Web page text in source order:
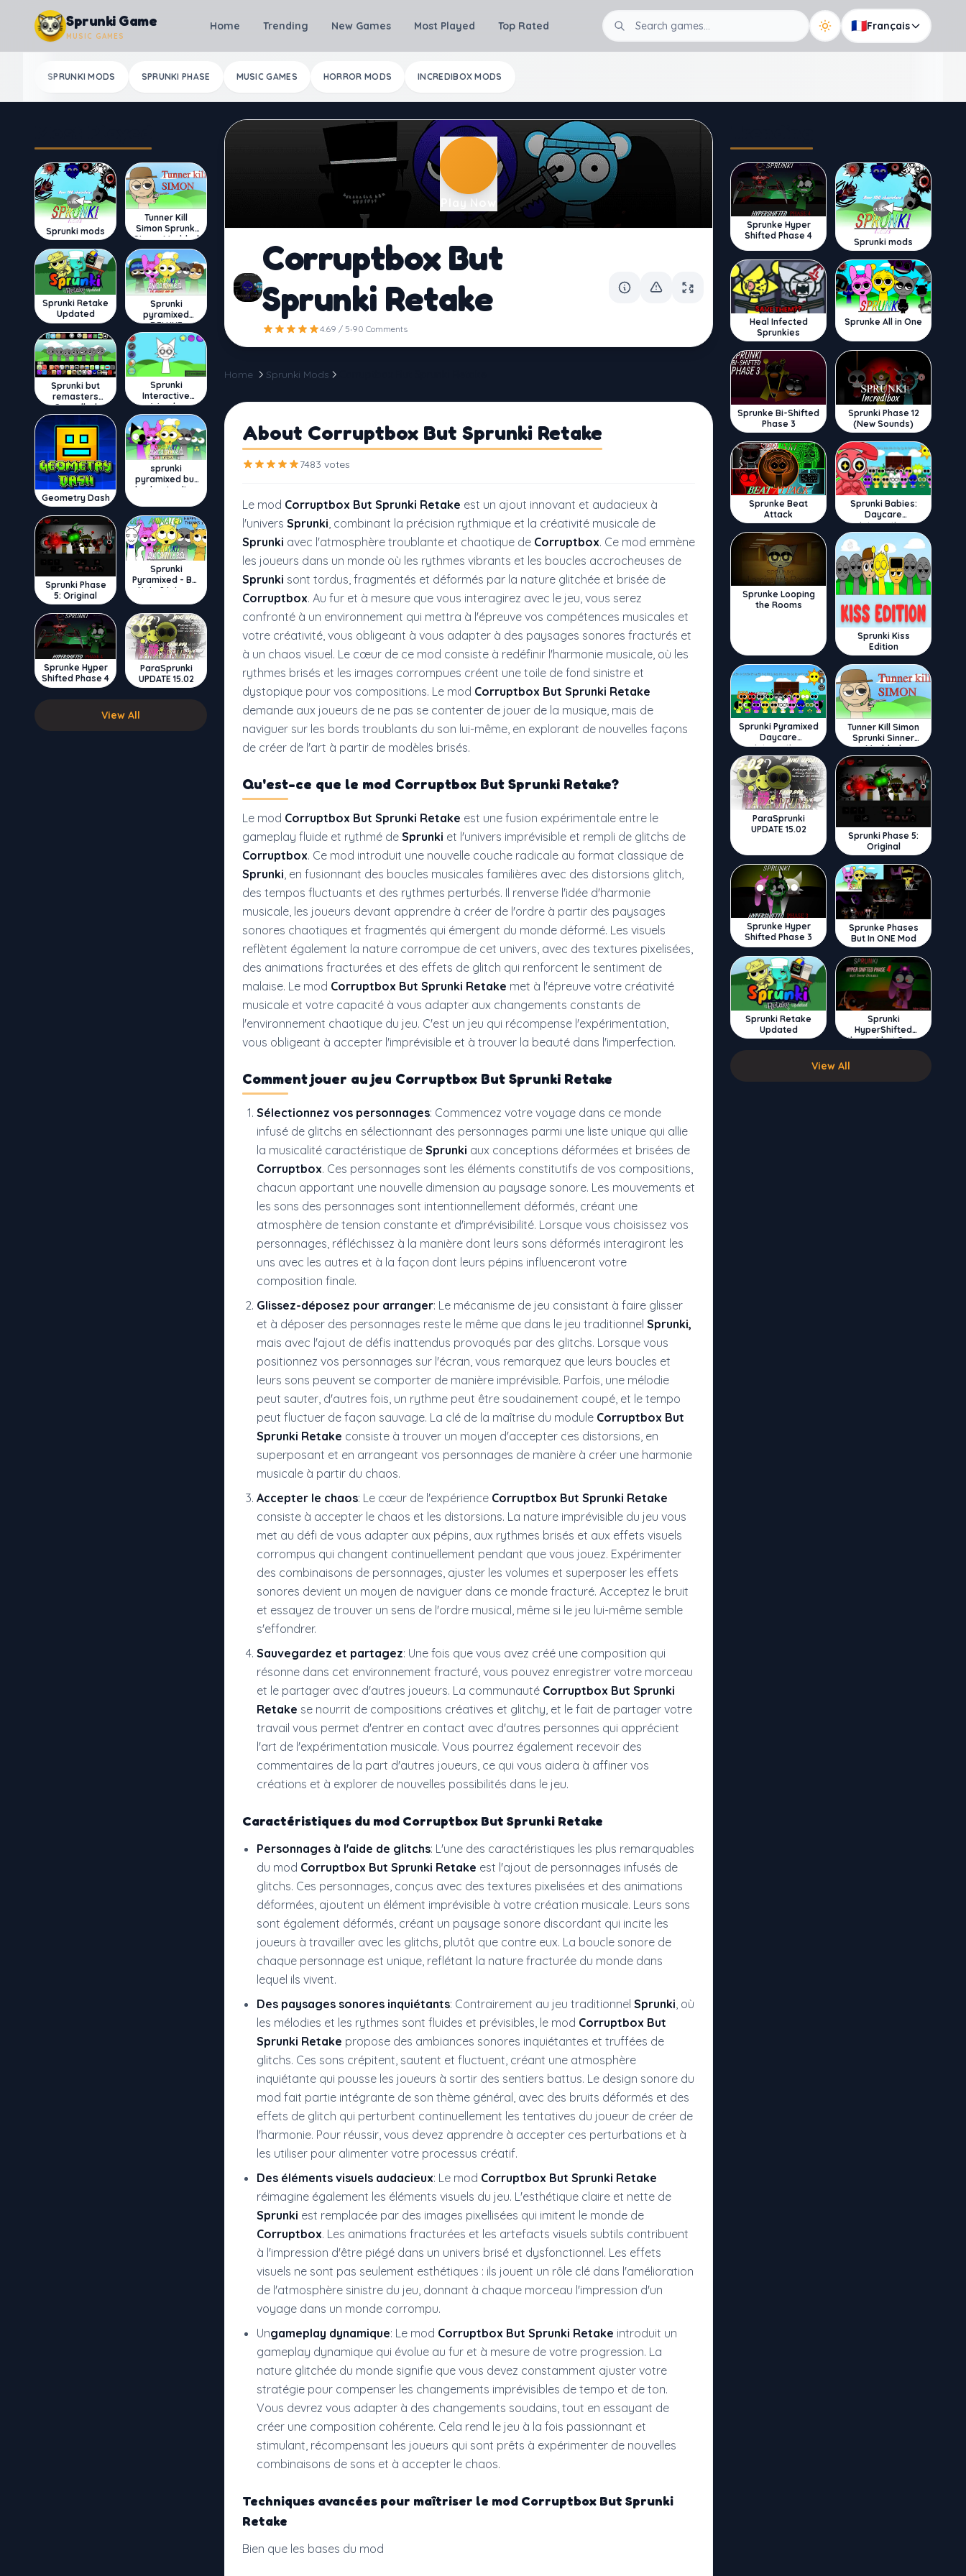
Skip to content
Sprunki Game
MUSIC GAMES
Home Trending New Games Most Played Top Rated 🇫🇷Français
SPRUNKI MODS SPRUNKI PHASE MUSIC GAMES HORROR MODS INCREDIBOX MODS
Sprunki mods
Tunner Kill
Simon Sprunki
Sinner Modded
Sprunki Retake
Updated
Sprunki
pyramixed
DELUXE
Sprunki but
remasters
Cancelled
Sprunki
Interactive
Wenda
Geometry Dash
sprunki
pyramixed but
broker is alive
Sprunki Phase
5: Original
Sprunki
Pyramixed - But
Upin & Ipin oc
Sprunke Hyper
Shifted Phase 4
ParaSprunki
UPDATE 15.02
View All
Play Now
Corruptbox But
Sprunki Retake
4.69 / 5·90 Comments
Home Sprunki Mods
About Corruptbox But Sprunki Retake
7483 votes
Le mod Corruptbox But Sprunki Retake est un ajout innovant et audacieux à
l'univers Sprunki, combinant la précision rythmique et la créativité musicale de
Sprunki avec l'atmosphère troublante et chaotique de Corruptbox. Ce mod emmène
les joueurs dans un monde où les rythmes vibrants et les boucles accrocheuses de
Sprunki sont tordus, fragmentés et déformés par la nature glitchée et brisée de
Corruptbox. Au fur et à mesure que vous interagirez avec le jeu, vous serez
confronté à un environnement qui mettra à l'épreuve vos compétences musicales et
votre créativité, vous obligeant à vous adapter à des paysages sonores fracturés et
à un chaos visuel. Le cœur de ce mod consiste à redéfinir l'harmonie musicale, où les
rythmes brisés et les images corrompues créent une toile de fond sinistre et
dystopique pour vos compositions. Le mod Corruptbox But Sprunki Retake
demande aux joueurs de ne pas se contenter de jouer de la musique, mais de
naviguer sur les bords troublants du son lui-même, en explorant de nouvelles façons
de créer de l'art à partir de modèles brisés.
Qu'est-ce que le mod Corruptbox But Sprunki Retake?
Le mod Corruptbox But Sprunki Retake est une fusion expérimentale entre le
gameplay fluide et rythmé de Sprunki et l'univers imprévisible et rempli de glitchs de
Corruptbox. Ce mod introduit une nouvelle couche radicale au format classique de
Sprunki, en fusionnant des boucles musicales familières avec des distorsions glitch,
des tempos fluctuants et des rythmes perturbés. Il renverse l'idée d'harmonie
musicale, les joueurs devant apprendre à créer de l'ordre à partir des paysages
sonores chaotiques et fragmentés qui émergent du monde déformé. Les visuels
reflètent également la nature corrompue de cet univers, avec des textures pixelisées,
des animations fracturées et des effets de glitch qui renforcent le sentiment de
malaise. Le mod Corruptbox But Sprunki Retake met à l'épreuve votre créativité
musicale et votre capacité à vous adapter aux changements constants de
l'environnement chaotique du jeu. C'est un jeu qui récompense l'expérimentation,
vous obligeant à accepter l'imprévisible et à trouver la beauté dans l'imperfection.
Comment jouer aujeu Corruptbox But Sprunki Retake
Sélectionnez vos personnages: Commencez votre voyage dans ce monde
infusé de glitchs en sélectionnant des personnages parmi une liste unique qui allie
la musicalité caractéristique de Sprunki aux conceptions déformées et brisées de
Corruptbox. Ces personnages sont les éléments constitutifs de vos compositions,
chacun apportant une nouvelle dimension au paysage sonore. Les mouvements et
les sons des personnages sont intentionnellement déformés, créant une
atmosphère de tension constante et d'imprévisibilité. Lorsque vous choisissez vos
personnages, réfléchissez à la manière dont leurs sons déformés interagiront les
uns avec les autres et à la façon dont leurs pépins influenceront votre
composition finale.
Glissez-déposez pour arranger: Le mécanisme de jeu consistant à faire glisser
et à déposer des personnages reste le même que dans le jeu traditionnel Sprunki,
mais avec l'ajout de défis inattendus provoqués par des glitchs. Lorsque vous
positionnez vos personnages sur l'écran, vous remarquez que leurs boucles et
leurs sons peuvent se comporter de manière imprévisible. Parfois, une mélodie
peut sauter, d'autres fois, un rythme peut être soudainement coupé, et le tempo
peut fluctuer de façon sauvage. La clé de la maîtrise du module Corruptbox But
Sprunki Retake consiste à trouver un moyen d'accepter ces distorsions, en
superposant et en arrangeant vos personnages de manière à créer une harmonie
musicale à partir du chaos.
Accepter le chaos: Le cœur de l'expérience Corruptbox But Sprunki Retake
consiste à accepter le chaos et les distorsions. La nature imprévisible du jeu vous
met au défi de vous adapter aux pépins, aux rythmes brisés et aux effets visuels
corrompus qui changent continuellement pendant que vous jouez. Expérimenter
des combinaisons de personnages, ajuster les volumes et superposer les effets
sonores devient un moyen de naviguer dans ce monde fracturé. Acceptez le bruit
et essayez de trouver un sens de l'ordre musical, même si le jeu lui-même semble
s'effondrer.
Sauvegardez et partagez: Une fois que vous avez créé une composition qui
résonne dans cet environnement fracturé, vous pouvez enregistrer votre morceau
et le partager avec d'autres joueurs. La communauté Corruptbox But Sprunki
Retake se nourrit de compositions créatives et glitchy, et le fait de partager votre
travail vous permet d'entrer en contact avec d'autres personnes qui apprécient
l'art de l'expérimentation musicale. Vous pourrez également recevoir des
commentaires de la part d'autres joueurs, ce qui vous aidera à affiner vos
créations et à explorer de nouvelles possibilités dans le jeu.
Caractéristiques du mod Corruptbox But Sprunki Retake
Personnages à l'aide de glitchs: L'une des caractéristiques les plus remarquables
du mod Corruptbox But Sprunki Retake est l'ajout de personnages infusés de
glitchs. Ces personnages, conçus avec des textures pixelisées et des animations
déformées, ajoutent un élément imprévisible à votre création musicale. Leurs sons
sont également déformés, créant un paysage sonore discordant qui incite les
joueurs à travailler avec les glitchs, plutôt que contre eux. La boucle sonore de
chaque personnage est unique, reflétant la nature fracturée du monde dans
lequel ils vivent.
Des paysages sonores inquiétants: Contrairement au jeu traditionnel Sprunki, où
les mélodies et les rythmes sont fluides et prévisibles, le mod Corruptbox But
Sprunki Retake propose des ambiances sonores inquiétantes et truffées de
glitchs. Ces sons crépitent, sautent et fluctuent, créant une atmosphère
inquiétante qui pousse les joueurs à sortir des sentiers battus. Le design sonore du
mod fait partie intégrante de son thème général, avec des bruits déformés et des
effets de glitch qui perturbent continuellement les tentatives du joueur de créer de
l'harmonie. Pour réussir, vous devez apprendre à accepter ces perturbations et à
les utiliser pour alimenter votre processus créatif.
Des éléments visuels audacieux: Le mod Corruptbox But Sprunki Retake
réimagine également les éléments visuels du jeu. L'esthétique claire et nette de
Sprunki est remplacée par des images pixellisées qui imitent le monde de
Corruptbox. Les animations fracturées et les artefacts visuels subtils contribuent
à l'impression d'être piégé dans un univers brisé et dysfonctionnel. Les effets
visuels ne sont pas seulement esthétiques : ils jouent un rôle clé dans l'amélioration
de l'atmosphère sinistre du jeu, donnant à chaque morceau l'impression d'un
voyage dans un monde corrompu.
Ungameplay dynamique: Le mod Corruptbox But Sprunki Retake introduit un
gameplay dynamique qui évolue au fur et à mesure de votre progression. La
nature glitchée du monde signifie que vous devez constamment ajuster votre
stratégie pour compenser les changements imprévisibles de tempo et de ton.
Vous devrez vous adapter à des changements soudains, tout en essayant de
créer une composition cohérente. Cela rend le jeu à la fois passionnant et
stimulant, récompensant les joueurs qui sont prêts à expérimenter de nouvelles
combinaisons de sons et à accepter le chaos.
Techniques avancées pour maîtriser le mod Corruptbox But Sprunki
Retake
Bien que les bases du mod
Sprunke Hyper
Shifted Phase 4
Sprunki mods
Heal Infected
Sprunkies
Sprunke All in One
Sprunke Bi-Shifted
Phase 3
Sprunki Phase 12
(New Sounds)
Sprunke Beat
Attack
Sprunki Babies:
Daycare
Interactive
Sprunke Looping
the Rooms
Sprunki Kiss
Edition
Sprunki Pyramixed
Daycare
Interactive
Tunner Kill Simon
Sprunki Sinner
Modded
ParaSprunki
UPDATE 15.02
Sprunki Phase 5:
Original
Sprunke Hyper
Shifted Phase 3
Sprunke Phases
But In ONE Mod
Sprunki Retake
Updated
Sprunki
HyperShifted
Phase 4 but Swap
Double
View All